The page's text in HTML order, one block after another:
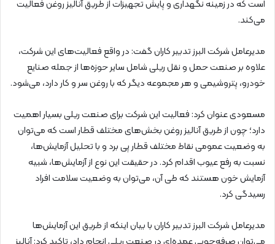
است که در زمینه نگهداری و پایش تجهیزات از طریق آنالیز روغن فعالیت
می‌کند.
مدیرعامل شرکت البرز تدبیر کاران گفت: در واقع فعالیت‌های این شرکت،
علاوه بر صنعت حمل و نقل ریلی شامل سایر حوزه‌ها از جمله صنایع
خودرو، پتروشیمی و هر مجموعه دیگر که با روغن سر و کار دارد، می‌شود.
مسعودی عنوان کرد: فعالیت این شرکت برای صنعت ریلی بسیار اهمیت
دارد؛ چون از طریق آنالیز روغن بخش‌های مختلف قطار است که می‌توان
به وضعیت عمومی نقاط مختلف قطار پی برد و با تحلیل آزمایش‌ها،
نسبت به رفع عیوب اقدام کرد. در حقیقت این نوع از آزمایش‌ها، شبیه
آزمایش‌ خون هستند که طی آن، می‌توان به وضعیت سلامت افراد
رسیدگی کرد.
مدیرعامل شرکت البرز تدبیر کاران با بیان اینکه از طریق این آزمایش‌ها